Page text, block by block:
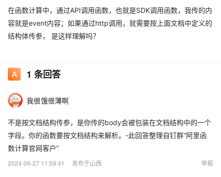
在函数计算中，通过API调用函数，也就是SDK调用函数，我传的内
容就是event内容；如果通过http调用，就需要按上面文档中定义的
结构体传参， 是这样理解吗？
1 条回答
我很饿很薄啊
不是按文档结构传参，是你传的body会被包装在文档结构中的一个
字段。你的函数要按文档结构来解析。-此回答整理自钉群“阿里函
数计算官网客户”
2024-06-27 11:59:41
发布于山西 举报